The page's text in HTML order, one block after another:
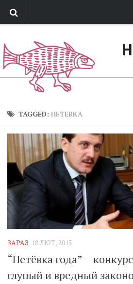
Обратная связь
Поддержать сайт
Зараз
Позиція
Дії
Belles lettres
Агітатор
Музика революції
Научпоп
Головне
TAGGED: ПЕТЕВКА
ЗАРАЗ 18 ЛЮТ, 2015
“Петёвка года” –
глупый и вредный